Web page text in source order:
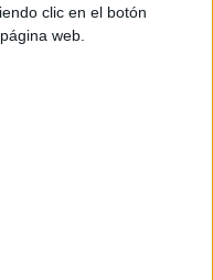
clic en el botón
web.